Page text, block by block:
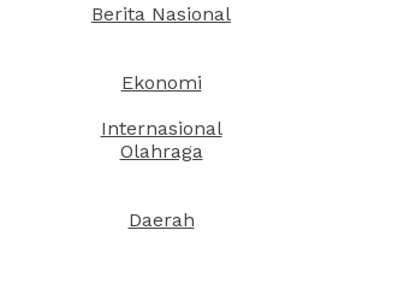
Berita Nasional
Ekonomi
Internasional
Olahraga
Daerah